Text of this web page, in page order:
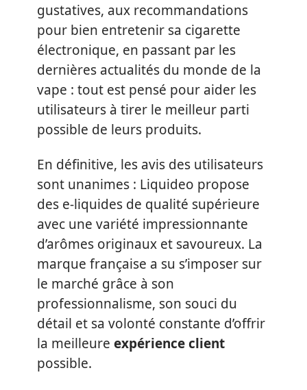
gustatives, aux recommandations
pour bien entretenir sa cigarette
électronique, en passant par les
dernières actualités du monde de la
vape : tout est pensé pour aider les
utilisateurs à tirer le meilleur parti
possible de leurs produits.
En définitive, les avis des utilisateurs
sont unanimes : Liquideo propose
des e-liquides de qualité supérieure
avec une variété impressionnante
d’arômes originaux et savoureux. La
marque française a su s’imposer sur
le marché grâce à son
professionnalisme, son souci du
détail et sa volonté constante d’offrir
la meilleure expérience client
possible.